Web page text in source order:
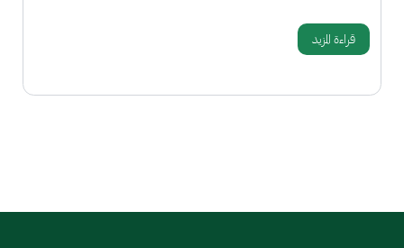
قراءة المزيد